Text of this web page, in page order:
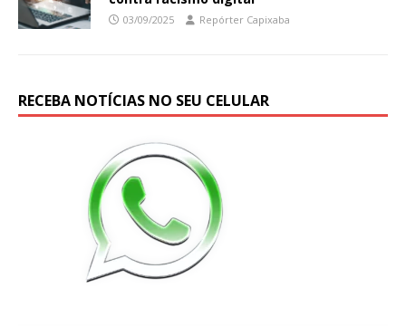
03/09/2025 Repórter Capixaba
RECEBA NOTÍCIAS NO SEU CELULAR